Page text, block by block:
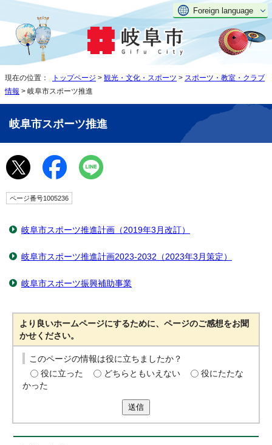
Foreign language
現在の位置： トップページ > 観光・文化・スポーツ > スポーツ・教室・クラブ
情報 > 岐阜市スポーツ推進
岐阜市スポーツ推進
ページ番号1005236
岐阜市スポーツ推進計画（2019年3月改訂）
岐阜市スポーツ推進計画2023-2032（2023年3月策定）
岐阜市スポーツ振興補助事業
より良いホームページにするために、ページのご感想をお聞
かせください。
このページの情報は役に立ちましたか？
役に立った
どちらともいえない
役にたたな
かった
送信